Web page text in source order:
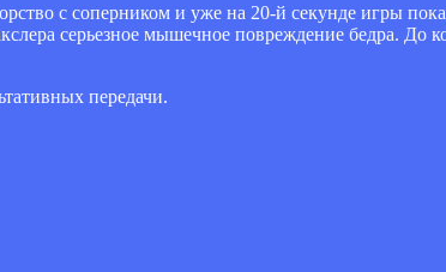
с соперником и уже на 20-й секунде игры
серьезное мышечное повреждение бедра. До
передачи.